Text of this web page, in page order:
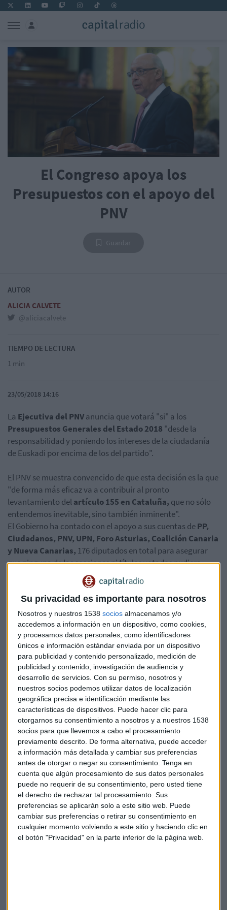
Su privacidad es importante para nosotros
Nosotros y nuestros 1538 socios almacenamos y/o
accedemos a información en un dispositivo, como cookies,
y procesamos datos personales, como identificadores
únicos e información estándar enviada por un dispositivo
para publicidad y contenido personalizado, medición de
publicidad y contenido, investigación de audiencia y
desarrollo de servicios. Con su permiso, nosotros y
nuestros socios podemos utilizar datos de localización
geográfica precisa e identificación mediante las
características de dispositivos. Puede hacer clic para
otorgarnos su consentimiento a nosotros y a nuestros 1538
socios para que llevemos a cabo el procesamiento
previamente descrito. De forma alternativa, puede acceder
a información más detallada y cambiar sus preferencias
antes de otorgar o negar su consentimiento. Tenga en
cuenta que algún procesamiento de sus datos personales
puede no requerir de su consentimiento, pero usted tiene
el derecho de rechazar tal procesamiento. Sus
preferencias se aplicarán solo a este sitio web. Puede
cambiar sus preferencias o retirar su consentimiento en
cualquier momento volviendo a este sitio y haciendo clic en
el botón "Privacidad" en la parte inferior de la página web.
El Congreso apoya los
Presupuestos con el apoyo del
PNV
AUTOR
ALICIA CALVETE
@aliciacalvete
TIEMPO DE LECTURA
1 min
23/05/2018 14:16
La Ejecutiva del PNVanuncia que votará "si" a los
Presupuestos Generales del Estado 2018 "desde la
responsabilidad y poniendo los intereses de la ciudadanía
de Euskadi por encima de los del partido".
El PNV se muestra convencido de que esta decisión es la que
"de forma más eficaz va a contribuir al pronto
levantamiento delartículo 155 en Cataluña, que no sólo
entendemos inevitable, sino también inminente".
El Gobierno ha contado con el apoyo a sus cuentas dePP,
Ciudadanos, PNV, UPN, Foro Asturias, Coalición Canaria
y Nueva Canarias, 176 diputados en total para asegurar
que ninguna de las secciones ni títulos votados pudiera
caer, tumbando todo el proyecto.
Tras la segunda tanda de votaciones, el Pleno del Congreso
ha respaldado 19 nuevas secciones del proyecto,
incorporando en ellas siete enmiendas, todas ellas
comprometidas por el Gobierno con el diputado de Nueva
Canarias, Pedro Quevedo.
A las tres ausencias en el lado del 'no' (dos diputadas de
Unidos Podemos y otra del PSOE) se le ha unido otra
diputada del grupo confederal, haciendo aún más
improbable que un error pudiera hacer descabalgar los
Presupuestos.
Congreso PNV Presupuestos generales
Suscríbete a nuestros boletines